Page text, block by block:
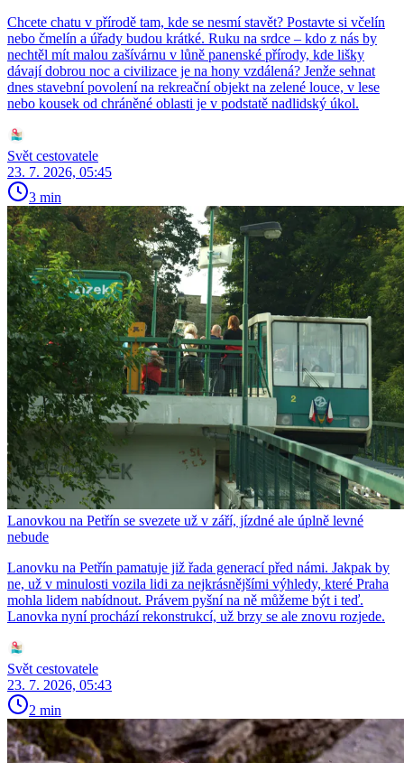
Chcete chatu v přírodě tam, kde se nesmí stavět? Postavte si včelín
nebo čmelín a úřady budou krátké. Ruku na srdce – kdo z nás by
nechtěl mít malou zašívárnu v lůně panenské přírody, kde lišky
dávají dobrou noc a civilizace je na hony vzdálená? Jenže sehnat
dnes stavební povolení na rekreační objekt na zelené louce, v lese
nebo kousek od chráněné oblasti je v podstatě nadlidský úkol.
Svět cestovatele
23. 7. 2026, 05:45
3 min
Lanovkou na Petřín se svezete už v září, jízdné ale úplně levné
nebude
Lanovku na Petřín pamatuje již řada generací před námi. Jakpak by
ne, už v minulosti vozila lidi za nejkrásnějšími výhledy, které Praha
mohla lidem nabídnout. Právem pyšní na ně můžeme být i teď.
Lanovka nyní prochází rekonstrukcí, už brzy se ale znovu rozjede.
Svět cestovatele
23. 7. 2026, 05:43
2 min